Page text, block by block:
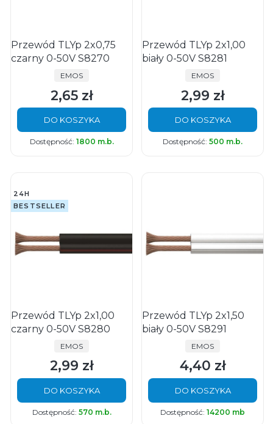
Przewód TLYp 2x0,75
czarny 0-50V S8270
PRODUCENT
EMOS
Cena
2,65 zł
DO KOSZYKA
Dostępność: 1800 m.b.
Przewód TLYp 2x1,00
biały 0-50V S8281
PRODUCENT
EMOS
Cena
2,99 zł
DO KOSZYKA
Dostępność: 500 m.b.
24H
BESTSELLER
Przewód TLYp 2x1,00
czarny 0-50V S8280
PRODUCENT
EMOS
Cena
2,99 zł
DO KOSZYKA
Dostępność: 570 m.b.
Przewód TLYp 2x1,50
biały 0-50V S8291
PRODUCENT
EMOS
Cena
4,40 zł
DO KOSZYKA
Dostępność: 14200 mb